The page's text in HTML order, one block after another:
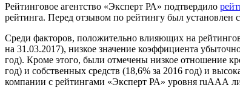
Рейтинговое агентство «Эксперт РА» подтвердило
рейтинга. Перед отзывом по рейтингу был установлен
Среди факторов, положительно влияющих на
на 31.03.2017), низкое значение коэффициента
год). Кроме этого, были отмечены низкое отношение
год) и собственных средств (18,6% за 2016 год) и
компании с рейтингами «Эксперт РА» уровня ruААА